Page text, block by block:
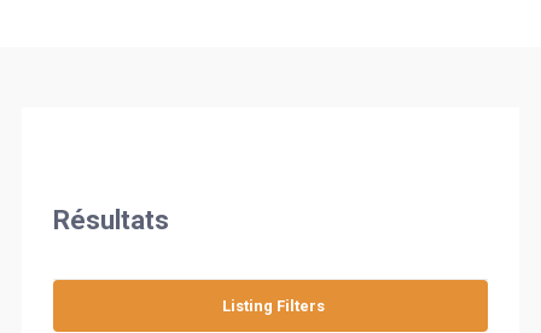
Résultats
Listing Filters